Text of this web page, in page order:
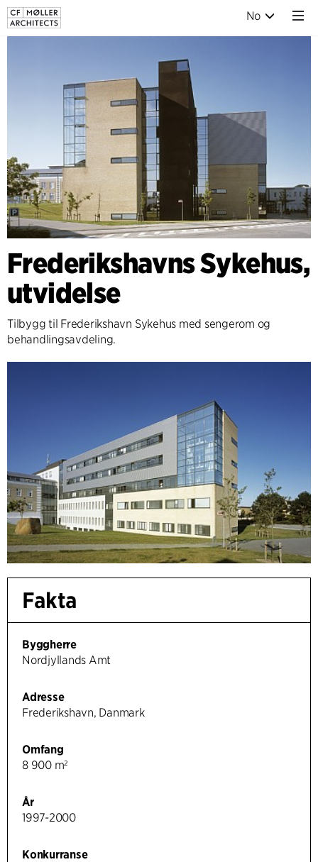
No
Frederikshavns Sykehus,
utvidelse
Tilbygg til Frederikshavn Sykehus med sengerom og
behandlingsavdeling.
Fakta
Byggherre
Nordjyllands Amt
Adresse
Frederikshavn, Danmark
Omfang
8 900 m²
År
1997-2000
Konkurranse